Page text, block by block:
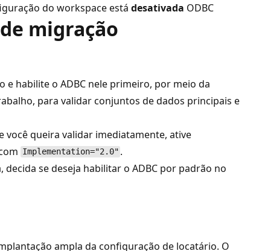
do workspace estádesativada ODBC
migração
e habilite o ADBC nele primeiro, por meio da
para validar conjuntos de dados principais e
você queira validar imediatamente, ative
Implementation="2.0" .
se deseja habilitar o ADBC por padrão no
ampla da configuração de locatário. O